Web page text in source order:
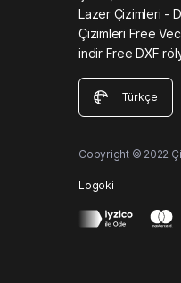
Lazer Çizimleri -
Çizimleri Free
indir Free DXF
Türkçe
Copyright © 2022
Logoki